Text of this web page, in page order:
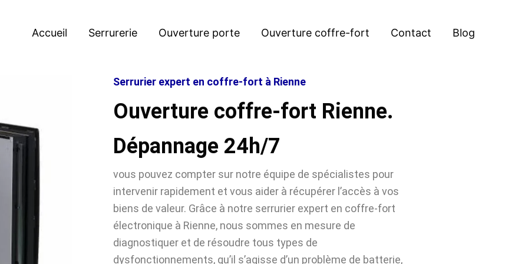
Accueil Serrurerie Ouverture porte Ouverture coffre-fort Contact Blog
Serrurier expert en coffre-fort à Rienne
Ouverture coffre-fort Rienne.
Dépannage 24h/7
vous pouvez compter sur notre équipe de spécialistes pour
intervenir rapidement et vous aider à récupérer l’accès à vos
biens de valeur. Grâce à notre serrurier expert en coffre-fort
électronique à Rienne, nous sommes en mesure de
diagnostiquer et de résoudre tous types de
dysfonctionnements, qu’il s’agisse d’un problème de batterie,